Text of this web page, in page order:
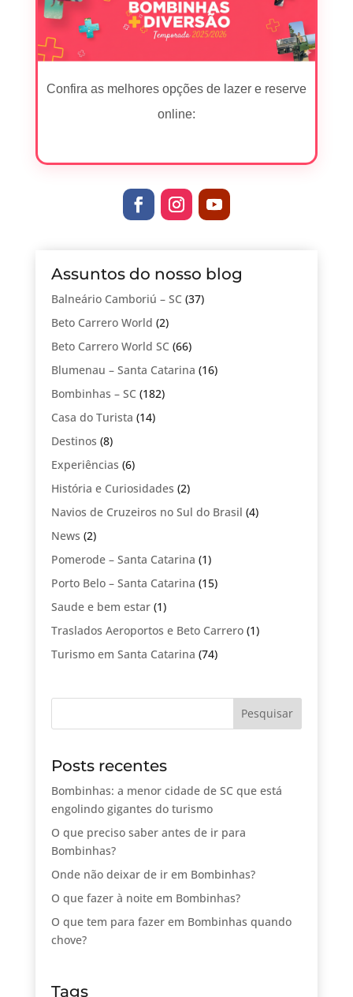
Confira as melhores opções de lazer e reserve
online:
Assuntos do nosso blog
Balneário Camboriú – SC (37)
Beto Carrero World (2)
Beto Carrero World SC (66)
Blumenau – Santa Catarina (16)
Bombinhas – SC (182)
Casa do Turista (14)
Destinos (8)
Experiências (6)
História e Curiosidades (2)
Navios de Cruzeiros no Sul do Brasil (4)
News (2)
Pomerode – Santa Catarina (1)
Porto Belo – Santa Catarina (15)
Saude e bem estar(1)
Traslados Aeroportos e Beto Carrero(1)
Turismo em Santa Catarina (74)
Posts recentes
Bombinhas: a menor cidade de SC que está
engolindo gigantes do turismo
O que preciso saber antes de ir para
Bombinhas?
Onde não deixar de ir em Bombinhas?
O que fazer à noite em Bombinhas?
O que tem para fazer em Bombinhas quando
chove?
Tags